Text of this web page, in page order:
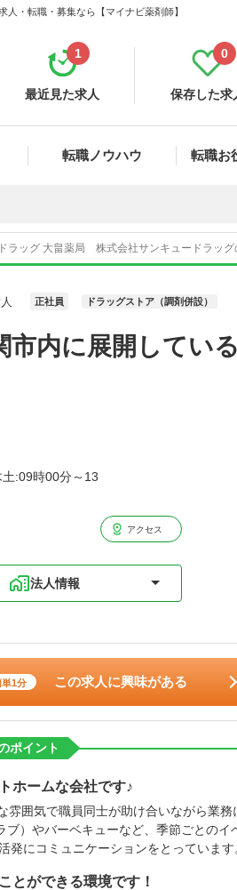
・転職・募集なら【マイナビ薬剤師】
最近見た求人
1
保存した求
0
転職ノウハウ 転職お
ラッグ 大畠薬局 株式会社サンキュードラッグ
正社員 ドラッグストア（調剤併設）
市内に展開してい
:09時00分～13
アクセス
法人情報
単1分 この求人に興味がある
ポイント
ホームな会社です♪
囲気で職員同士が助け合いながら業務
）やバーベキューなど、季節ごとのイ
にコミュニケーションをとっています
とができる環境です！